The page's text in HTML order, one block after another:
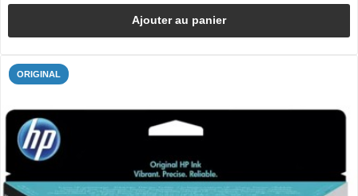
Ajouter au panier
ORIGINAL